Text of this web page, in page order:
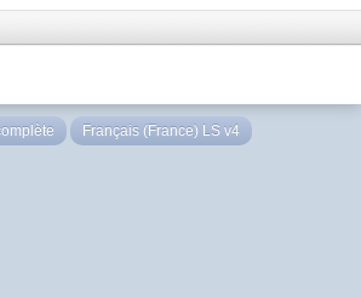
Français (France) LS v4